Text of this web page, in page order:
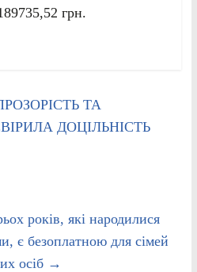
грн.
ТА
ДОЦІЛЬНІСТЬ
років, які народилися
є безоплатною для сімей
осіб →